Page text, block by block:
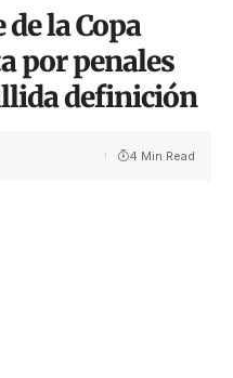
la Copa
por penales
definición
4 Min Read